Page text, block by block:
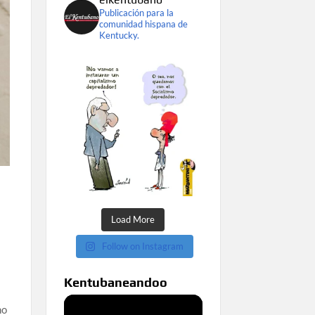
Publicación para la
comunidad hispana de
Kentucky.
Load More
Follow on Instagram
Kentubaneandoo